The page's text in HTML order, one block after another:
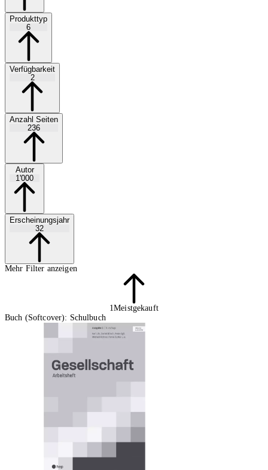
Produkttyp
6
Verfügbarkeit
2
Anzahl Seiten
236
Autor
1'000
Erscheinungsjahr
32
Mehr Filter anzeigen
1Meistgekauft
Buch (Softcover): Schulbuch